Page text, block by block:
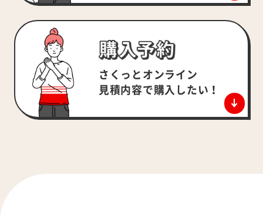
さくっとオンライン
見積内容で購入したい！